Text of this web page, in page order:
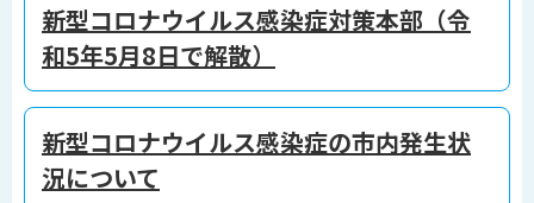
新型コロナウイルス感染症対策本部（令
和5年5月8日で解散）
新型コロナウイルス感染症の市内発生状
況について